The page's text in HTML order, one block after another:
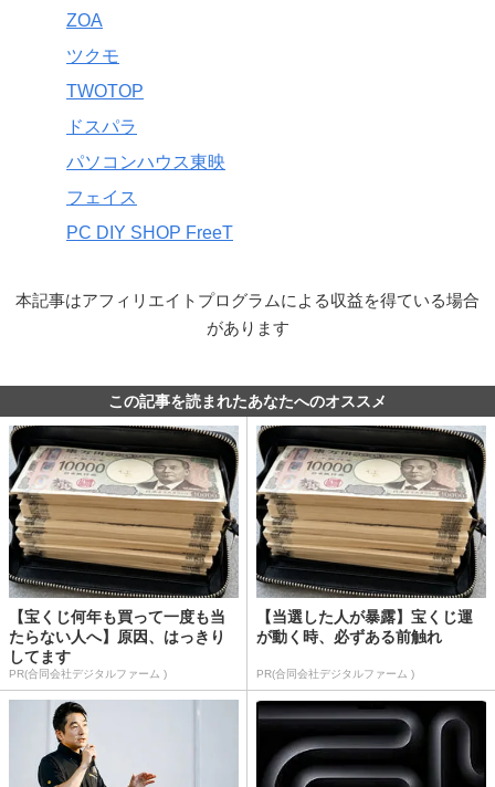
ZOA
ツクモ
TWOTOP
ドスパラ
パソコンハウス東映
フェイス
PC DIY SHOP FreeT
本記事はアフィリエイトプログラムによる収益を得ている場合
があります
この記事を読まれたあなたへのオススメ
【宝くじ何年も買って一度も当
たらない人へ】原因、はっきり
してます
PR(合同会社デジタルファーム )
【当選した人が暴露】宝くじ運
が動く時、必ずある前触れ
PR(合同会社デジタルファーム )